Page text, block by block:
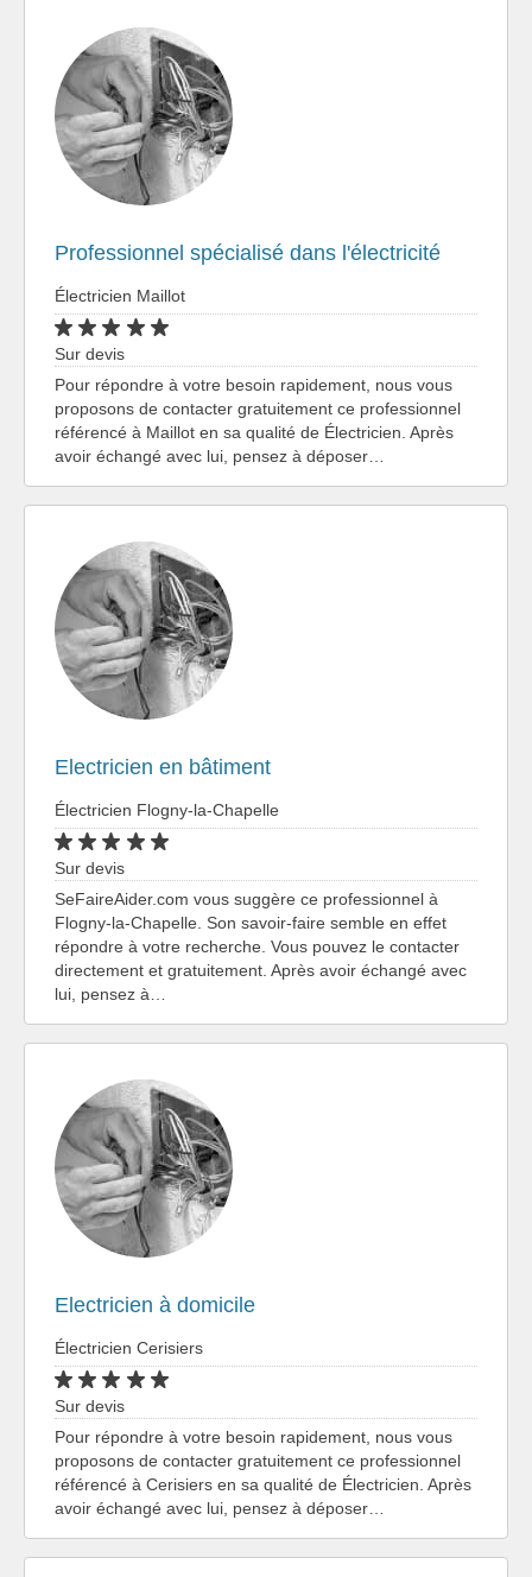
Professionnel spécialisé dans l'électricité
Électricien Maillot
Sur devis
Pour répondre à votre besoin rapidement, nous vous
proposons de contacter gratuitement ce professionnel
référencé à Maillot en sa qualité de Électricien. Après
avoir échangé avec lui, pensez à déposer…
Electricien en bâtiment
Électricien Flogny-la-Chapelle
Sur devis
SeFaireAider.com vous suggère ce professionnel à
Flogny-la-Chapelle. Son savoir-faire semble en effet
répondre à votre recherche. Vous pouvez le contacter
directement et gratuitement. Après avoir échangé avec
lui, pensez à…
Electricien à domicile
Électricien Cerisiers
Sur devis
Pour répondre à votre besoin rapidement, nous vous
proposons de contacter gratuitement ce professionnel
référencé à Cerisiers en sa qualité de Électricien. Après
avoir échangé avec lui, pensez à déposer…